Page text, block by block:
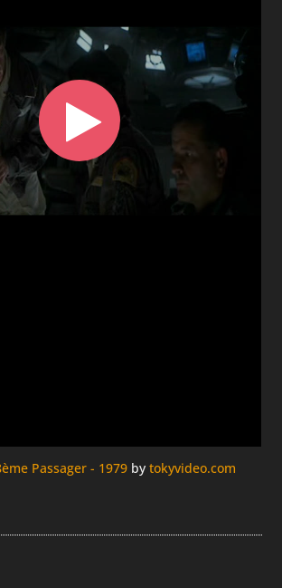
Passager - 1979by tokyvideo.com